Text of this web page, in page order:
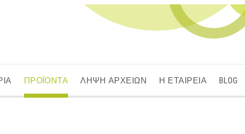
ΠΡΟΪΟΝΤΑ ΛΗΨΗ ΑΡΧΕΙΩΝ Η ΕΤΑΙΡΕΙΑ BLOG